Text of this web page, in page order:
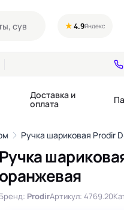
★4.9Яндекс
Воблеры
Диспенсеры
Дорхенгеры /
Некхенгеры
Доставка и
оплата
Ручка шариковая Prodir
Ручка
оранжевая
Бренд: ProdirАртикул: 4769.20